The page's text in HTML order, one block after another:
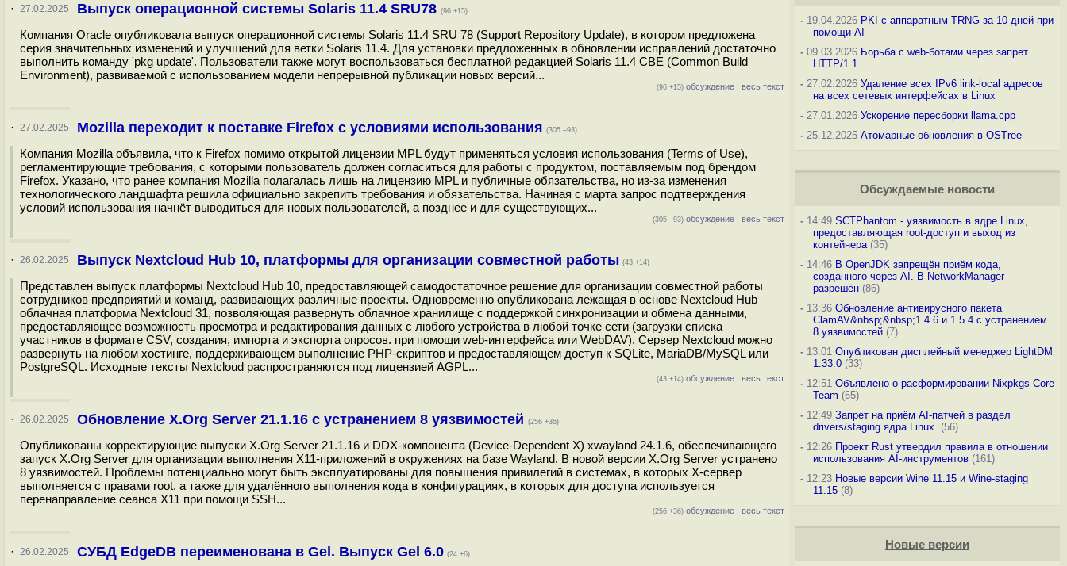
· 27.02.2025 Выпуск операционной системы Solaris 11.4 SRU78 (96 +15)
Компания Oracle опубликовала выпуск операционной системы Solaris 11.4 SRU 78 (Support Repository Update), в котором предложена
серия значительных изменений и улучшений для ветки Solaris 11.4. Для установки предложенных в обновлении исправлений достаточно
выполнить команду 'pkg update'. Пользователи также могут воспользоваться бесплатной редакцией Solaris 11.4 CBE (Common Build
Environment), развиваемой с использованием модели непрерывной публикации новых версий...
(96 +15) обсуждение | весь текст
· 27.02.2025 Mozilla переходит к поставке Firefox с условиями использования (305 –93)
Компания Mozilla объявила, что к Firefox помимо открытой лицензии MPL будут применяться условия использования (Terms of Use),
регламентирующие требования, с которыми пользователь должен согласиться для работы с продуктом, поставляемым под брендом
Firefox. Указано, что ранее компания Mozilla полагалась лишь на лицензию MPL и публичные обязательства, но из-за изменения
технологического ландшафта решила официально закрепить требования и обязательства. Начиная с марта запрос подтверждения
условий использования начнёт выводиться для новых пользователей, а позднее и для существующих...
(305 –93) обсуждение | весь текст
· 26.02.2025 Выпуск Nextcloud Hub 10, платформы для организации совместной работы (43 +14)
Представлен выпуск платформы Nextcloud Hub 10, предоставляющей самодостаточное решение для организации совместной работы
сотрудников предприятий и команд, развивающих различные проекты. Одновременно опубликована лежащая в основе Nextcloud Hub
облачная платформа Nextcloud 31, позволяющая развернуть облачное хранилище с поддержкой синхронизации и обмена данными,
предоставляющее возможность просмотра и редактирования данных с любого устройства в любой точке сети (загрузки списка
участников в формате CSV, создания, импорта и экспорта опросов. при помощи web-интерфейса или WebDAV). Сервер Nextcloud можно
развернуть на любом хостинге, поддерживающем выполнение PHP-скриптов и предоставляющем доступ к SQLite, MariaDB/MySQL или
PostgreSQL. Исходные тексты Nextcloud распространяются под лицензией AGPL...
(43 +14) обсуждение | весь текст
· 26.02.2025 Обновление X.Org Server 21.1.16 с устранением 8 уязвимостей (256 +36)
Опубликованы корректирующие выпуски X.Org Server 21.1.16 и DDX-компонента (Device-Dependent X) xwayland 24.1.6, обеспечивающего
запуск X.Org Server для организации выполнения X11-приложений в окружениях на базе Wayland. В новой версии X.Org Server устранено
8 уязвимостей. Проблемы потенциально могут быть эксплуатированы для повышения привилегий в системах, в которых X-сервер
выполняется с правами root, а также для удалённого выполнения кода в конфигурациях, в которых для доступа используется
перенаправление сеанса X11 при помощи SSH...
(256 +36) обсуждение | весь текст
· 26.02.2025 СУБД EdgeDB переименована в Gel. Выпуск Gel 6.0 (24 +6)
-19.04.2026 PKI с аппаратным TRNG за 10 дней при
помощи AI
-09.03.2026 Борьба с web-ботами через запрет
HTTP/1.1
-27.02.2026 Удаление всех IPv6 link-local адресов
на всех сетевых интерфейсах в Linux
-27.01.2026 Ускорение пересборки llama.cpp
-25.12.2025 Атомарные обновления в OSTree
Обсуждаемые новости
-14:49 SCTPhantom - уязвимость в ядре Linux,
предоставляющая root-доступ и выход из
контейнера(35)
-14:46 В OpenJDK запрещён приём кода,
созданного через AI. В NetworkManager
разрешён(86)
-13:36 Обновление антивирусного пакета
ClamAV&nbsp;&nbsp;1.4.6 и 1.5.4 с устранением
8 уязвимостей(7)
-13:01 Опубликован дисплейный менеджер LightDM
1.33.0(33)
-12:51 Объявлено о расформировании Nixpkgs Core
Team (65)
-12:49 Запрет на приём AI-патчей в раздел
drivers/staging ядра Linux
(56)
-12:26 Проект Rust утвердил правила в отношении
использования AI-инструментов(161)
-12:23 Новые версии Wine 11.15 и Wine-staging
11.15(8)
Новые версии